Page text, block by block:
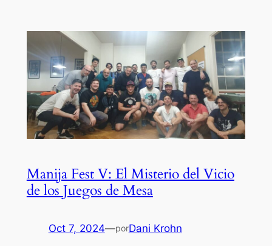
Manija Fest V: El Misterio del Vicio
de los Juegos de Mesa
Oct 7, 2024—porDani Krohn